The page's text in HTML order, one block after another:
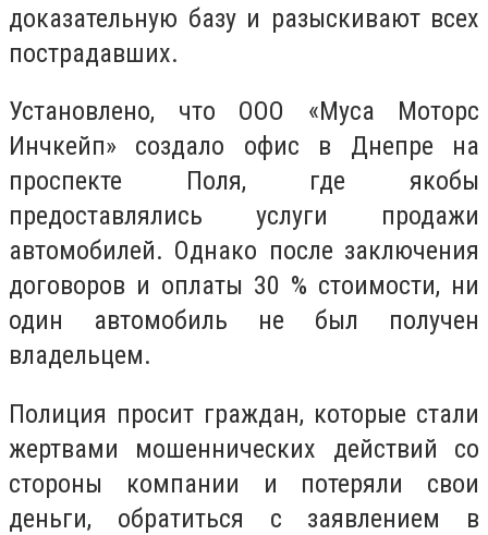
доказательную базу и разыскивают всех
пострадавших.
Установлено, что ООО «Муса Моторс
Инчкейп» создало офис в Днепре на
проспекте Поля, где якобы
предоставлялись услуги продажи
автомобилей. Однако после заключения
договоров и оплаты 30 % стоимости, ни
один автомобиль не был получен
владельцем.
Полиция просит граждан, которые стали
жертвами мошеннических действий со
стороны компании и потеряли свои
деньги, обратиться с заявлением в